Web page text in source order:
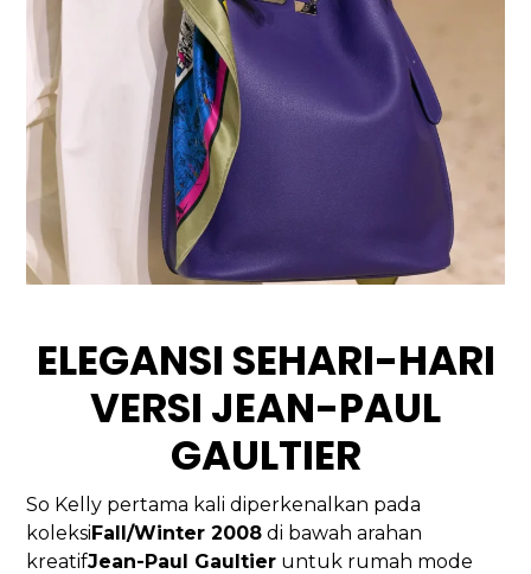
ELEGANSI SEHARI-HARI
VERSI JEAN-PAUL
GAULTIER
So Kelly pertama kali diperkenalkan pada
koleksiFall/Winter 2008 di bawah arahan
kreatifJean-Paul Gaultier untuk rumah mode